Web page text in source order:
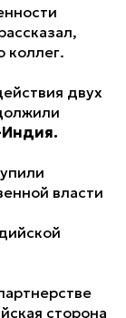
коллег.
двух
Индия.
власти
сторона